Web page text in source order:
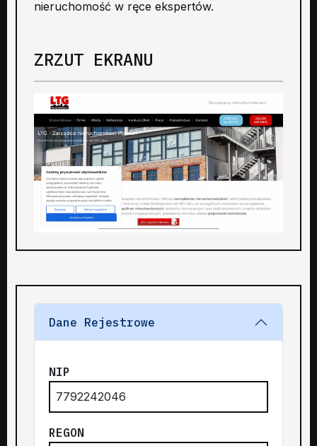
nieruchomość w ręce ekspertów.
ZRZUT EKRANU
Dane Rejestrowe
NIP
7792242046
REGON